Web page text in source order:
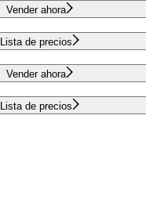
Vender ahora
Lista de precios
Vender ahora
Lista de precios